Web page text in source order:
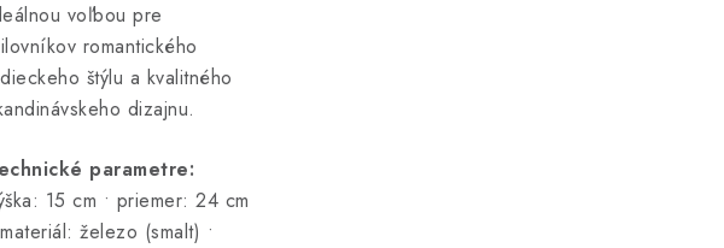
voľbou pre
romantického
štýlu a kvalitného
dizajnu.
parametre:
15 cm • priemer: 24 cm
železo (smalt) •